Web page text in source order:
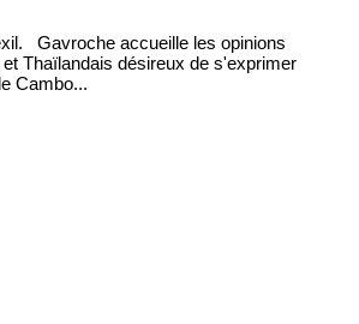
Gavroche accueille les opinions
Thaïlandais désireux de s'exprimer
Cambo...